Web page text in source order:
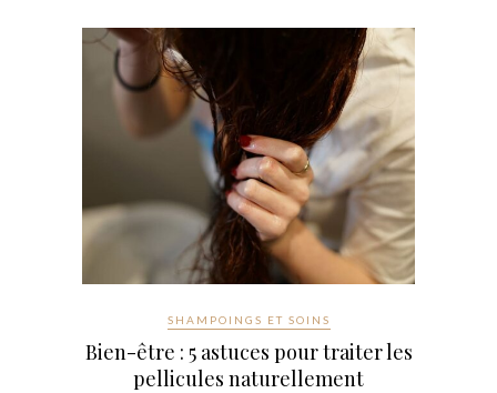
SHAMPOINGS ET SOINS
Bien-être : 5 astuces pour traiter les
pellicules naturellement